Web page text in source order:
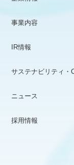
事業内容
IR情報
サステナビリティ・
ニュース
採用情報